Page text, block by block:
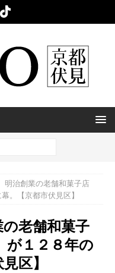
明治創業の老舗和菓子店
。【京都市伏見区】
老舗和菓子
が１２８年の
区】